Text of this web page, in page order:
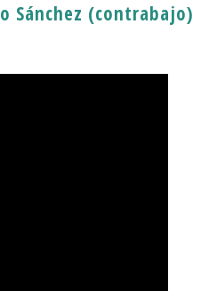
Sánchez (contrabajo)